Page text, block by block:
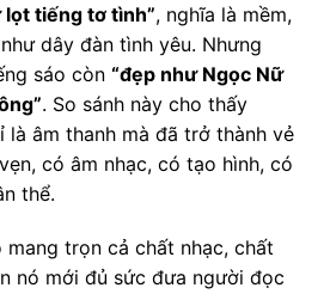
lọt tiếng tơ tình”, nghĩa là mềm,
dây đàn tình yêu. Nhưng
sáo còn “đẹp như Ngọc Nữ
. So sánh này cho thấy
là âm thanh mà đã trở thành vẻ
có âm nhạc, có tạo hình, có
thể.
mang trọn cả chất nhạc, chất
nó mới đủ sức đưa người đọc